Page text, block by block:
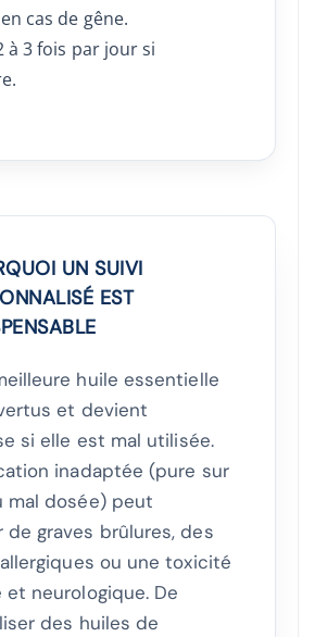
cas de gêne.
à 3 fois par jour si
UN SUIVI
EST
huile essentielle
et devient
si elle est mal utilisée.
inadaptée (pure sur
mal dosée) peut
de graves brûlures, des
ou une toxicité
neurologique. De
des huiles de